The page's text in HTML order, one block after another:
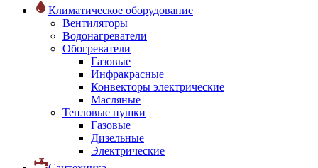
Климатическое оборудование
Вентиляторы
Водонагреватели
Обогреватели
Газовые
Инфракрасные
Конвекторы электрические
Масляные
Тепловые пушки
Газовые
Дизельные
Электрические